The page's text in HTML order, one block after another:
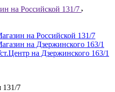
на Российской 131/7
на Российской 131/7
на Дзержинского 163/1
на Дзержинского 163/1
131/7